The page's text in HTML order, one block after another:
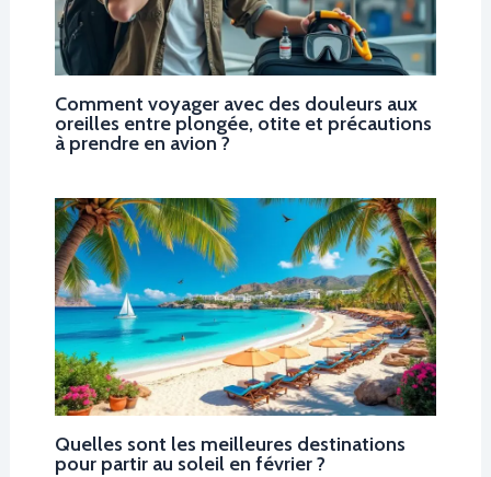
Comment voyager avec des douleurs aux
oreilles entre plongée, otite et précautions
à prendre en avion ?
Quelles sont les meilleures destinations
pour partir au soleil en février ?